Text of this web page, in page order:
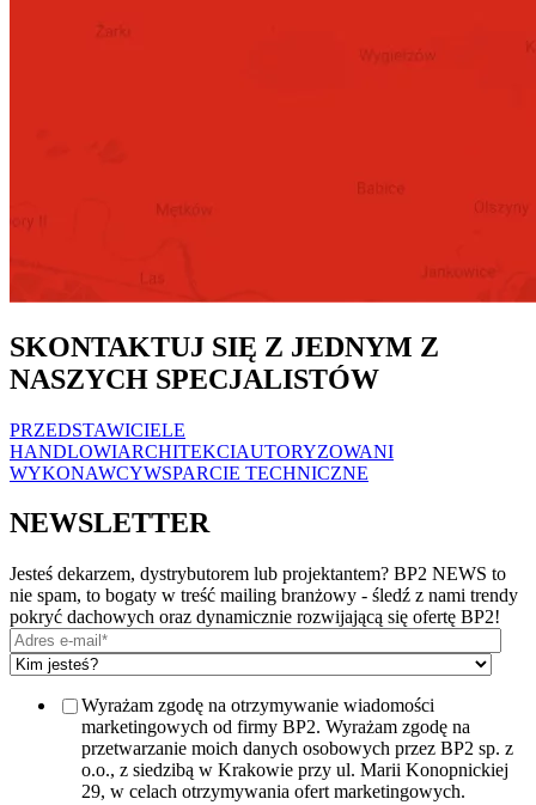
SKONTAKTUJ SIĘ Z JEDNYM Z
NASZYCH SPECJALISTÓW
PRZEDSTAWICIELE
HANDLOWIARCHITEKCIAUTORYZOWANI
WYKONAWCYWSPARCIE TECHNICZNE
NEWSLETTER
Jesteś dekarzem, dystrybutorem lub projektantem? BP2 NEWS to
nie spam, to bogaty w treść mailing branżowy - śledź z nami trendy
pokryć dachowych oraz dynamicznie rozwijającą się ofertę BP2!
Wyrażam zgodę na otrzymywanie wiadomości
marketingowych od firmy BP2. Wyrażam zgodę na
przetwarzanie moich danych osobowych przez BP2 sp. z
o.o., z siedzibą w Krakowie przy ul. Marii Konopnickiej
29, w celach otrzymywania ofert marketingowych.